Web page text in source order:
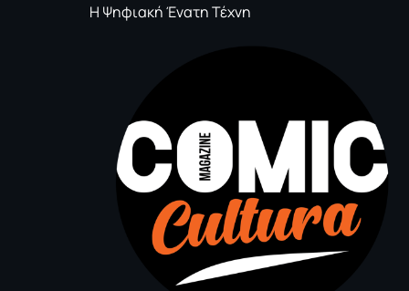
Η Ψηφιακή Ένατη Τέχνη